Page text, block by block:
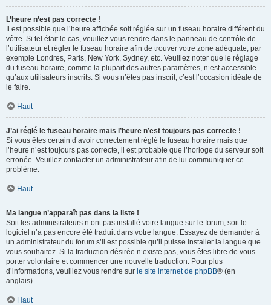
L’heure n’est pas correcte !
Il est possible que l’heure affichée soit réglée sur un fuseau horaire différent du
vôtre. Si tel était le cas, veuillez vous rendre dans le panneau de contrôle de
l’utilisateur et régler le fuseau horaire afin de trouver votre zone adéquate, par
exemple Londres, Paris, New York, Sydney, etc. Veuillez noter que le réglage
du fuseau horaire, comme la plupart des autres paramètres, n’est accessible
qu’aux utilisateurs inscrits. Si vous n’êtes pas inscrit, c’est l’occasion idéale de
le faire.
Haut
J’ai réglé le fuseau horaire mais l’heure n’est toujours pas correcte !
Si vous êtes certain d’avoir correctement réglé le fuseau horaire mais que
l’heure n’est toujours pas correcte, il est probable que l’horloge du serveur soit
erronée. Veuillez contacter un administrateur afin de lui communiquer ce
problème.
Haut
Ma langue n’apparaît pas dans la liste !
Soit les administrateurs n’ont pas installé votre langue sur le forum, soit le
logiciel n’a pas encore été traduit dans votre langue. Essayez de demander à
un administrateur du forum s’il est possible qu’il puisse installer la langue que
vous souhaitez. Si la traduction désirée n’existe pas, vous êtes libre de vous
porter volontaire et commencer une nouvelle traduction. Pour plus
d’informations, veuillez vous rendre sur le site internet de phpBB® (en
anglais).
Haut